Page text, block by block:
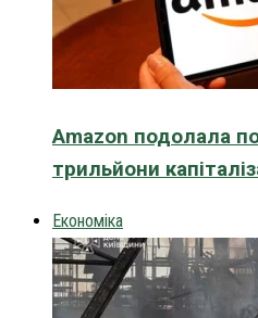
Amazon подолала
трильйони
Економіка